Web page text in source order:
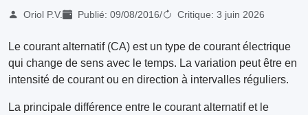
Oriol P.V. Publié: 09/08/2016/ Critique: 3 juin 2026
Le courant alternatif (CA) est un type de courant électrique
qui change de sens avec le temps. La variation peut être en
intensité de courant ou en direction à intervalles réguliers.
La principale différence entre le courant alternatif et le